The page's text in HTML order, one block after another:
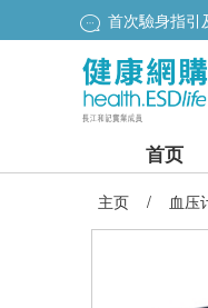
首次驗身指引
首页
主页 / 血压